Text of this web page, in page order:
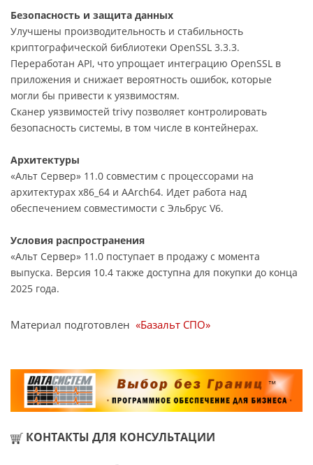
Безопасность и защита данных
Улучшены производительность и стабильность
криптографической библиотеки OpenSSL 3.3.3.
Переработан API, что упрощает интеграцию OpenSSL в
приложения и снижает вероятность ошибок, которые
могли бы привести к уязвимостям.
Сканер уязвимостей trivy позволяет контролировать
безопасность системы, в том числе в контейнерах.
Архитектуры
«Альт Сервер» 11.0 совместим с процессорами на
архитектурах x86_64 и AArch64. Идет работа над
обеспечением совместимости с Эльбрус V6.
Условия распространения
«Альт Сервер» 11.0 поступает в продажу с момента
выпуска. Версия 10.4 также доступна для покупки до конца
2025 года.
Материал подготовлен «Базальт СПО»
КОНТАКТЫ ДЛЯ КОНСУЛЬТАЦИИ